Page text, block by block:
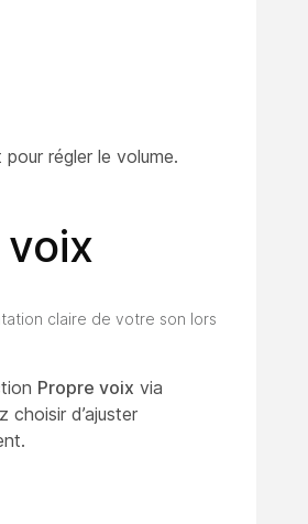
régler le volume.
claire de votre son lors
Propre voix via
choisir d’ajuster